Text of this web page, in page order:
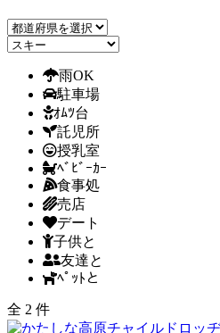
雨OK
駐車場
ｵﾑﾂ台
託児所
授乳室
ﾍﾞﾋﾞｰｶｰ
食事処
売店
デート
子供と
友達と
ﾍﾟｯﾄと
全 2 件